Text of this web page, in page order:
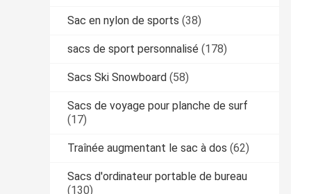
Sac en nylon de sports (38)
sacs de sport personnalisé (178)
Sacs Ski Snowboard (58)
Sacs de voyage pour planche de surf
(17)
Traînée augmentant le sac à dos (62)
Sacs d'ordinateur portable de bureau
(130)